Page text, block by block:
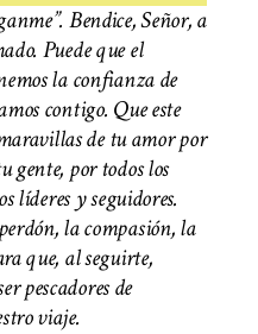
Bendice, Señor, a
Puede que el
la confianza de
contigo. Que este
de tu amor por
gente, por todos los
líderes y seguidores.
la compasión, la
que, al seguirte,
pescadores de
viaje.